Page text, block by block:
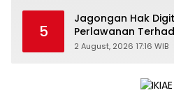
5
Jagongan Hak
Perlawanan
Media Digital
2 August, 2026 17:16 WIB